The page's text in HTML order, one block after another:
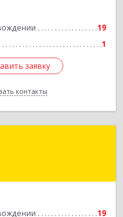
19
1
заявку
контакты
Подробнее
заявку
Назад
19
обл, Фрязино г, Заводской